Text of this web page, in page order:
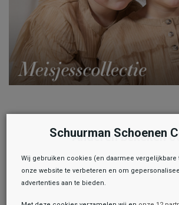
Anderen bekeken
Schuurman Schoenen
Wij gebruiken cookies (en daarmee
onze website te verbeteren en om
advertenties aan te bieden.